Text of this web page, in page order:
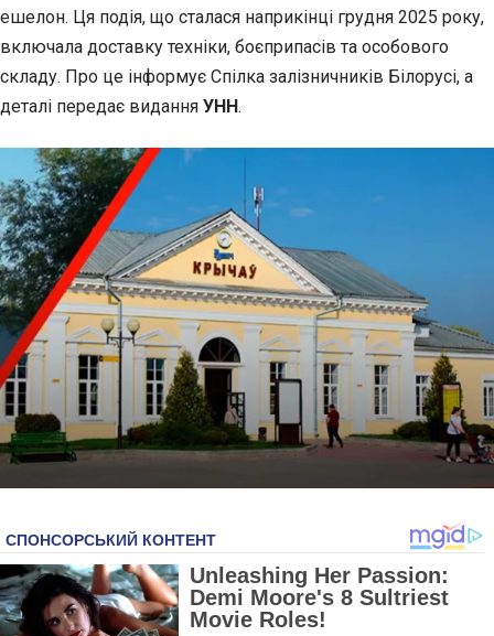
ешелон. Ця подія, що сталася наприкінці грудня 2025 року,
включала доставку техніки, боєприпасів та особового
складу. Про це інформує Спілка залізничників Білорусі, а
деталі передає видання УНН.